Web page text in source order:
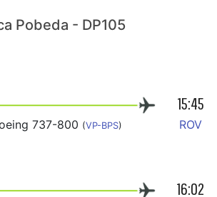
Pobeda - DP105
15:45
737-800 (VP-BPS) ROV
16:02